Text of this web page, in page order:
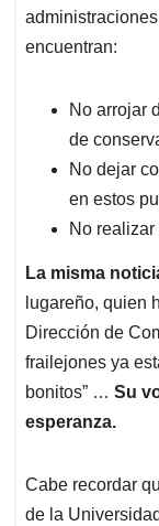
encuentran:
No arrojar
de
No dejar
en estos
No realizar
La misma
lugareño, quien
Dirección de
frailejones ya
bonitos” … Su
esperanza.
Cabe recordar
de la